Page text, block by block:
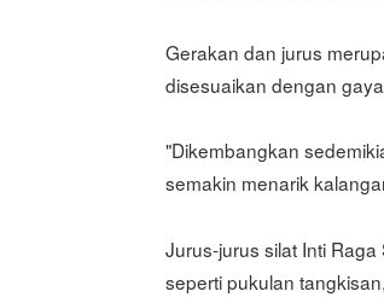
Gerakan dan jurus
disesuaikan dengan
"Dikembangkan
semakin menarik
Jurus-jurus silat Inti
seperti pukulan